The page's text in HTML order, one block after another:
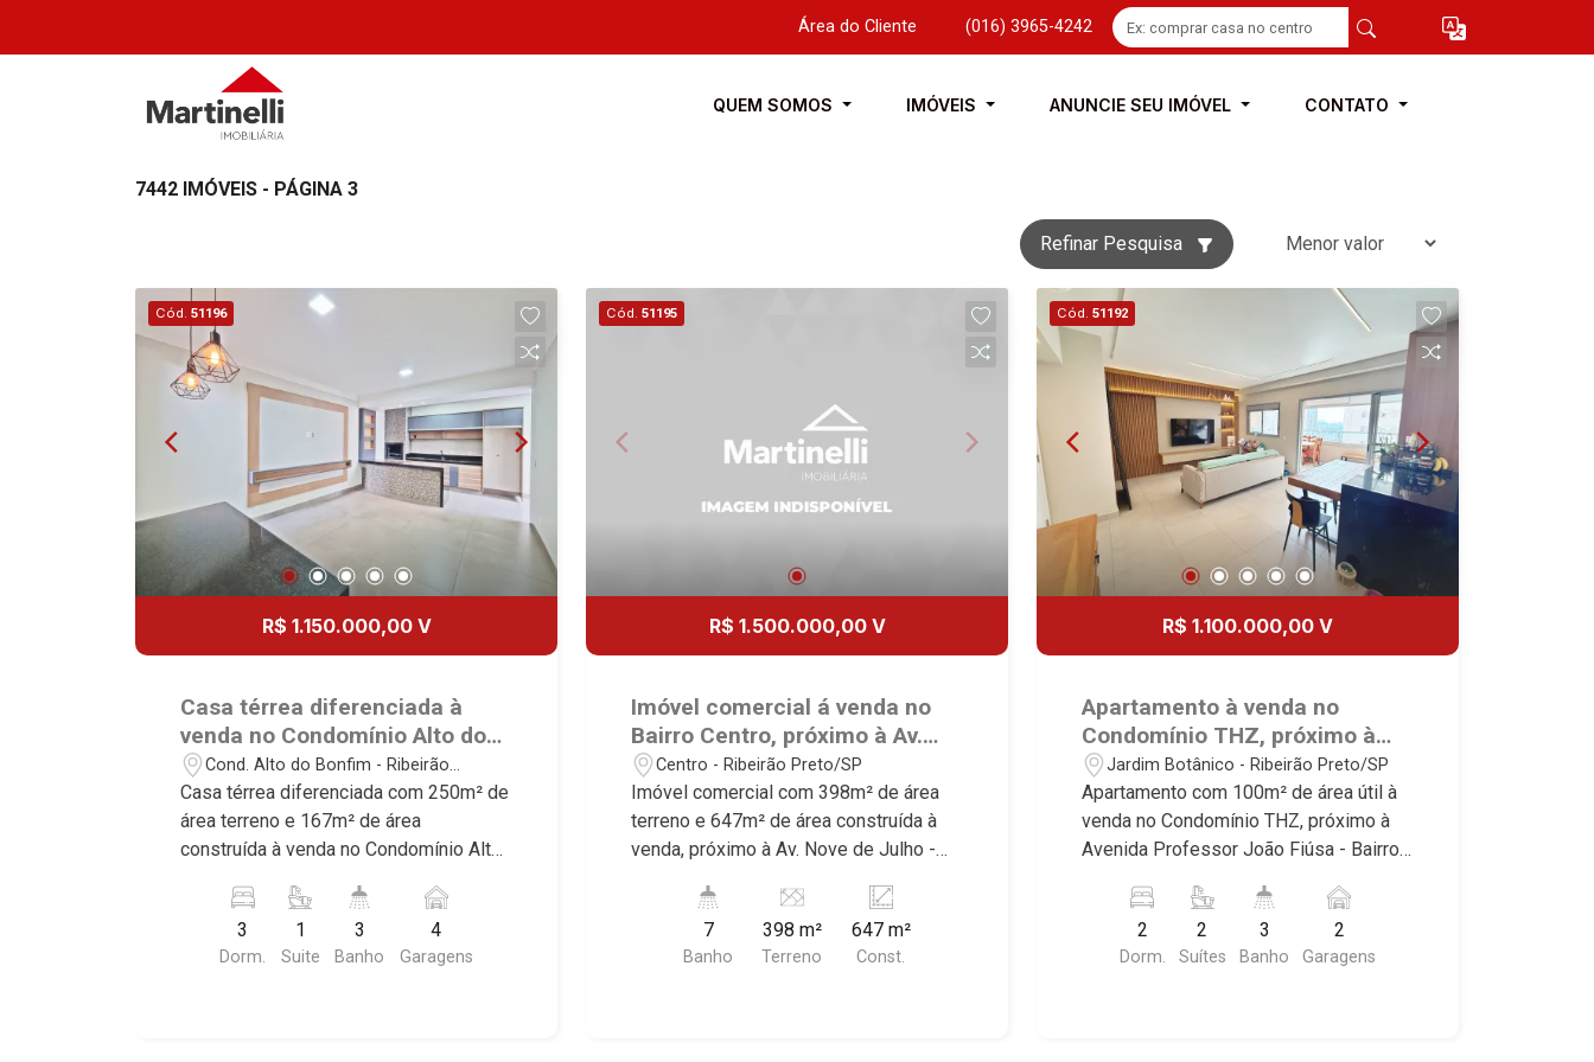
Área do Cliente (016) 3965-4242
QUEM SOMOS IMÓVEIS ANUNCIE SEU IMÓVEL CONTATO
7442 IMÓVEIS - PÁGINA 3
Refinar Pesquisa
Cód. 51196
R$ 1.150.000,00 V
Casa térrea diferenciada à
venda no Condomínio Alto do
Bonfim, próximo ao Centro de
Bonfim - Ribeirão Preto/SP.
Cond. Alto do Bonfim - Ribeirão
Preto/SP
Casa térrea diferenciada com 250m² de
área terreno e 167m² de área
construída à venda no Condomínio Alto
Bonfim - Bairro Cond. Alto do Bonfim,
Ribeirão Preto/SP. Conheça as
características deste imóvel que a
3
Dorm.
1
Suite
3
Banho
4
Garagens
Cód. 51195
R$ 1.500.000,00 V
Imóvel comercial á venda no
Bairro Centro, próximo à Av.
Nove de Julho - Ribeirão
Preto/SP.
Centro - Ribeirão Preto/SP
Imóvel comercial com 398m² de área
terreno e 647m² de área construída à
venda, próximo à Av. Nove de Julho -
Conheça as características deste
imóvel que a Martinelli Imobiliária
selecionou para você: - 398m² de área
7
Banho
398 m²
Terreno
647 m²
Const.
Cód. 51192
R$ 1.100.000,00 V
Apartamento à venda no
Condomínio THZ, próximo à
Avenida Professor João Fiúsa -
Ribeirão Preto/SP.
Jardim Botânico - Ribeirão Preto/SP
Apartamento com 100m² de área útil à
venda no Condomínio THZ, próximo à
Avenida Professor João Fiúsa - Bairro
Conheça as características deste
imóvel que a Martinelli Imobiliária
selecionou para você: - 100m² de área
2
Dorm.
2
Suítes
3
Banho
2
Garagens